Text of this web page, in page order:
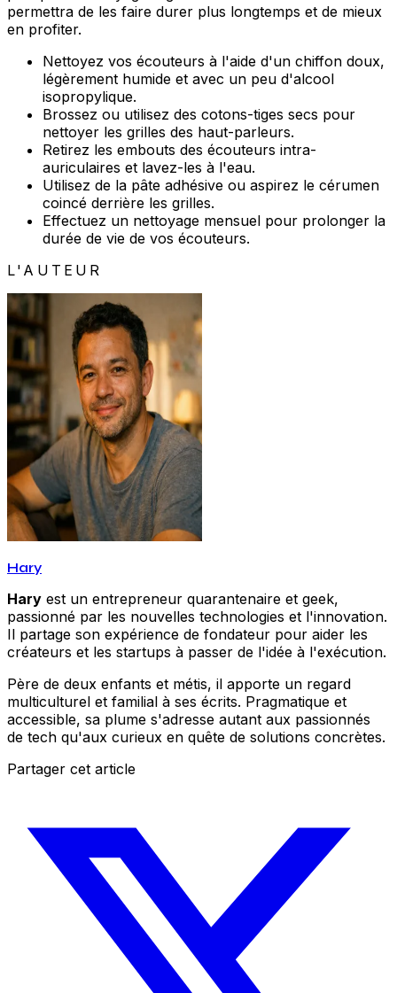
permettra de les faire durer plus longtemps et de mieux
en profiter.
Nettoyez vos écouteurs à l'aide d'un chiffon doux,
légèrement humide et avec un peu d'alcool
isopropylique.
Brossez ou utilisez des cotons-tiges secs pour
nettoyer les grilles des haut-parleurs.
Retirez les embouts des écouteurs intra-
auriculaires et lavez-les à l'eau.
Utilisez de la pâte adhésive ou aspirez le cérumen
coincé derrière les grilles.
Effectuez un nettoyage mensuel pour prolonger la
durée de vie de vos écouteurs.
L'AUTEUR
Hary
Hary est un entrepreneur quarantenaire et geek,
passionné par les nouvelles technologies et l'innovation.
Il partage son expérience de fondateur pour aider les
créateurs et les startups à passer de l'idée à l'exécution.
Père de deux enfants et métis, il apporte un regard
multiculturel et familial à ses écrits. Pragmatique et
accessible, sa plume s'adresse autant aux passionnés
de tech qu'aux curieux en quête de solutions concrètes.
Partager cet article